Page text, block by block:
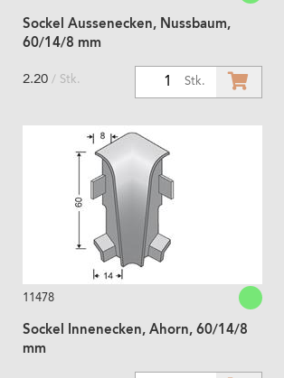
Sockel Aussenecken, Nussbaum,
60/14/8 mm
Stk.
2.20 / Stk.
11478
Sockel Innenecken, Ahorn, 60/14/8
mm